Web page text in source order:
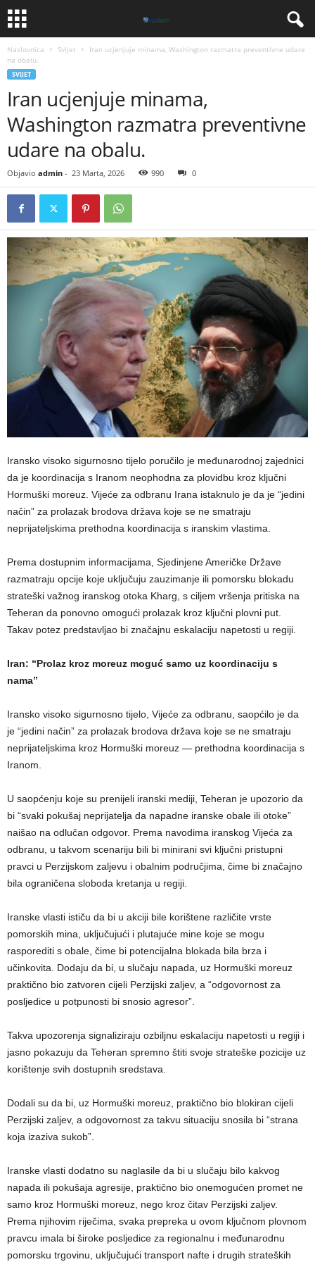
Naslovnica Svijet
Iran ucjenjuje minama, Washington razmatra preventivne udare
na obalu.
SVIJET
Iran ucjenjuje minama,
Washington razmatra preventivne
udare na obalu.
Objavio admin - 23 Marta, 2026 990 0
Iransko visoko sigurnosno tijelo poručilo je međunarodnoj zajednici
da je koordinacija s Iranom neophodna za plovidbu kroz ključni
Hormuški moreuz. Vijeće za odbranu Irana istaknulo je da je “jedini
način” za prolazak brodova država koje se ne smatraju
neprijateljskima prethodna koordinacija s iranskim vlastima.
Prema dostupnim informacijama, Sjedinjene Američke Države
razmatraju opcije koje uključuju zauzimanje ili pomorsku blokadu
strateški važnog iranskog otoka Kharg, s ciljem vršenja pritiska na
Teheran da ponovno omogući prolazak kroz ključni plovni put.
Takav potez predstavljao bi značajnu eskalaciju napetosti u regiji.
Iran: “Prolaz kroz moreuz moguć samo uz koordinaciju s
nama”
Iransko visoko sigurnosno tijelo, Vijeće za odbranu, saopćilo je da
je “jedini način” za prolazak brodova država koje se ne smatraju
neprijateljskima kroz Hormuški moreuz — prethodna koordinacija s
Iranom.
U saopćenju koje su prenijeli iranski mediji, Teheran je upozorio da
bi “svaki pokušaj neprijatelja da napadne iranske obale ili otoke”
naišao na odlučan odgovor. Prema navodima iranskog Vijeća za
odbranu, u takvom scenariju bili bi minirani svi ključni pristupni
pravci u Perzijskom zaljevu i obalnim područjima, čime bi značajno
bila ograničena sloboda kretanja u regiji.
Iranske vlasti ističu da bi u akciji bile korištene različite vrste
pomorskih mina, uključujući i plutajuće mine koje se mogu
rasporediti s obale, čime bi potencijalna blokada bila brza i
učinkovita. Dodaju da bi, u slučaju napada, uz Hormuški moreuz
praktično bio zatvoren cijeli Perzijski zaljev, a “odgovornost za
posljedice u potpunosti bi snosio agresor”.
Takva upozorenja signaliziraju ozbiljnu eskalaciju napetosti u regiji i
jasno pokazuju da Teheran spremno štiti svoje strateške pozicije uz
korištenje svih dostupnih sredstava.
Dodali su da bi, uz Hormuški moreuz, praktično bio blokiran cijeli
Perzijski zaljev, a odgovornost za takvu situaciju snosila bi “strana
koja izaziva sukob”.
Iranske vlasti dodatno su naglasile da bi u slučaju bilo kakvog
napada ili pokušaja agresije, praktično bio onemogućen promet ne
samo kroz Hormuški moreuz, nego kroz čitav Perzijski zaljev.
Prema njihovim riječima, svaka prepreka u ovom ključnom plovnom
pravcu imala bi široke posljedice za regionalnu i međunarodnu
pomorsku trgovinu, uključujući transport nafte i drugih strateških